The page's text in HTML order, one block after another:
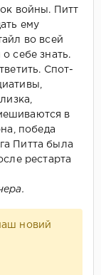
войны. Питт
ему
во всей
себе знать.
Спот-
в
победа
Питта была
рестарта
новий